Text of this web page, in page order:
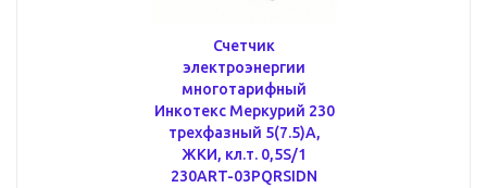
Счетчик
электроэнергии
многотарифный
Инкотекс Меркурий 230
трехфазный 5(7.5)А,
ЖКИ, кл.т. 0,5S/1
230ART-03PQRSIDN